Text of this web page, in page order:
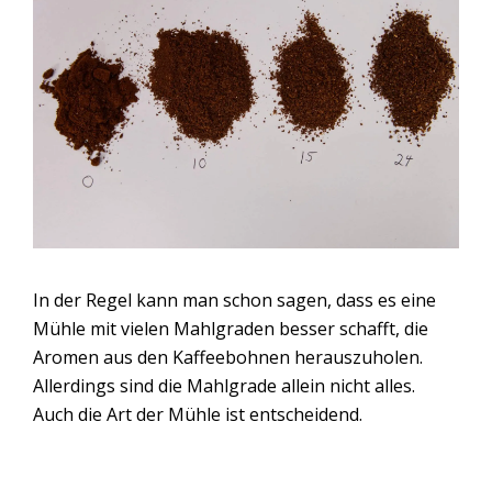
In der Regel kann man schon sagen, dass es eine
Mühle mit vielen Mahlgraden besser schafft, die
Aromen aus den Kaffeebohnen herauszuholen.
Allerdings sind die Mahlgrade allein nicht alles.
Auch die Art der Mühle ist entscheidend.